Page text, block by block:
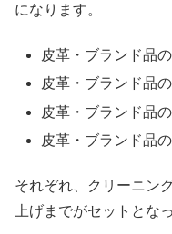
になります。
皮革・ブランド品
皮革・ブランド品
皮革・ブランド品
皮革・ブランド品
それぞれ、クリーニン
上げまでがセットとな